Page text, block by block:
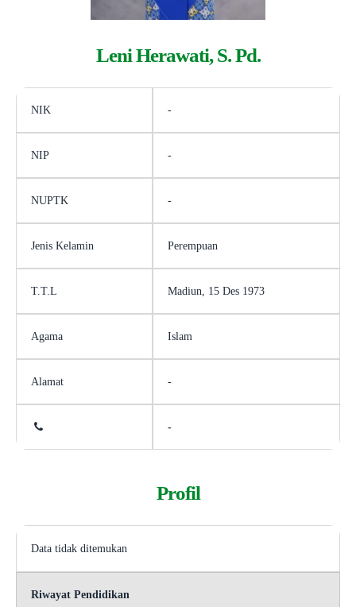
Leni Herawati, S. Pd.
NIK -
NIP -
NUPTK -
Jenis Kelamin Perempuan
T.T.L Madiun, 15 Des 1973
Agama Islam
Alamat -
-
Profil
Data tidak ditemukan
Riwayat Pendidikan